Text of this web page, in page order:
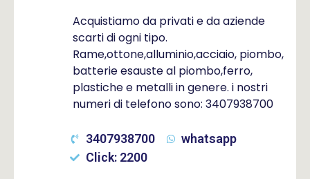
Acquistiamo da privati e da aziende
scarti di ogni tipo.
Rame,ottone,alluminio,acciaio, piombo,
batterie esauste al piombo,ferro,
plastiche e metalli in genere. i nostri
numeri di telefono sono: 3407938700
3407938700
whatsapp
Click: 2200